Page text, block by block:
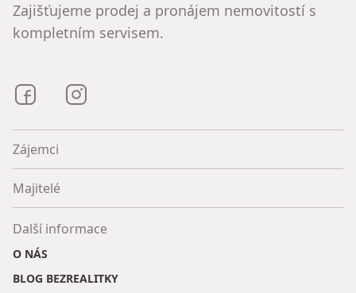
Zajišťujeme prodej a pronájem nemovitostí s
kompletním servisem.
Bezrealitky na Facebooku
Zájemci
Majitelé
Další informace
O NÁS
BLOG BEZREALITKY